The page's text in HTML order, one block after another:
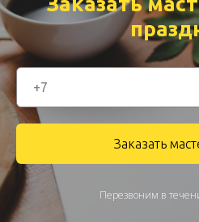
Заказать
Перезвоним в